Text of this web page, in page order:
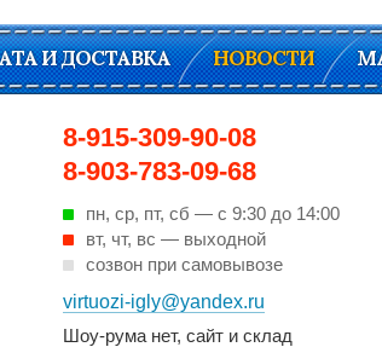
8-915-309-90-08
8-903-783-09-68
пн, ср, пт, cб — с 9:30 до 14:00
вт, чт, вс — выходной
созвон при самовывозе
virtuozi-igly@yandex.ru
Шоу-рума нет, сайт и склад
И ДОСТАВКА НОВОСТИ